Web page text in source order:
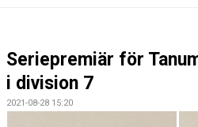
TRÄNARE
Seriepremiär för
i division 7
2021-08-28 15:20